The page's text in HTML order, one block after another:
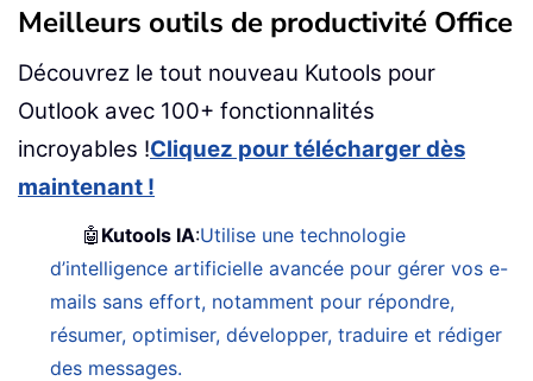
Meilleurs outils de productivité Office
Découvrez le tout nouveau Kutools pour
Outlook avec 100+ fonctionnalités
incroyables !Cliquez pour télécharger dès
maintenant !
🤖 Kutools IA:Utilise une technologie
d’intelligence artificielle avancée pour gérer vos e-
mails sans effort, notamment pour répondre,
résumer, optimiser, développer, traduire et rédiger
des messages.